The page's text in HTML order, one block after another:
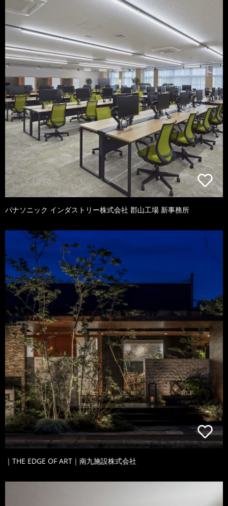
パナソニック インダストリー株式会社 郡山工場 新事務所
｜THE EDGE OF ART｜南九施設株式会社